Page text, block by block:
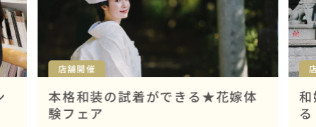
店舗開催
本格和装の試着ができる★花嫁体
験フェア